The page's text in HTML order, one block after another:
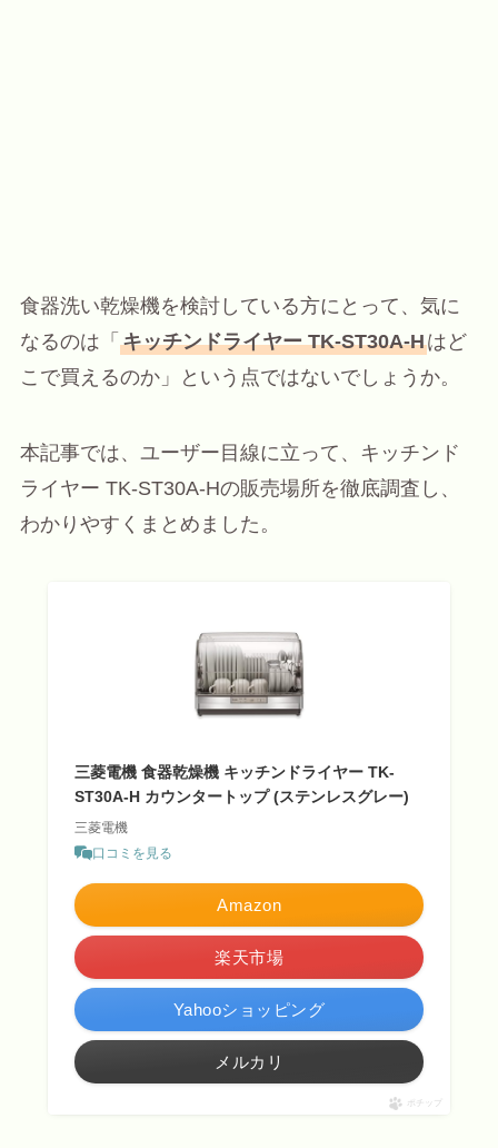
食器洗い乾燥機を検討している方にとって、気に
なるのは「 キッチンドライヤー TK-ST30A-Hはど
こで買えるのか」という点ではないでしょうか。
本記事では、ユーザー目線に立って、キッチンド
ライヤー TK-ST30A-Hの販売場所を徹底調査し、
わかりやすくまとめました。
三菱電機 食器乾燥機 キッチンドライヤー TK-
ST30A-H カウンタートップ (ステンレスグレー)
三菱電機
口コミを見る
Amazon
楽天市場
Yahooショッピング
メルカリ
ポチップ